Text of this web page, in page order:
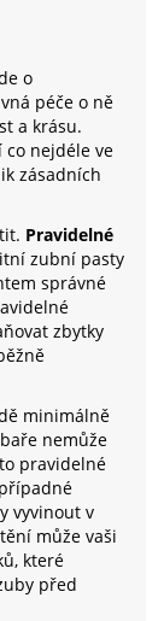
o
péče o ně
a krásu.
co nejdéle ve
zásadních
Pravidelné
zubní pasty
správné
zbytky
minimálně
nemůže
pravidelné
vyvinout v
může vaši
které
před